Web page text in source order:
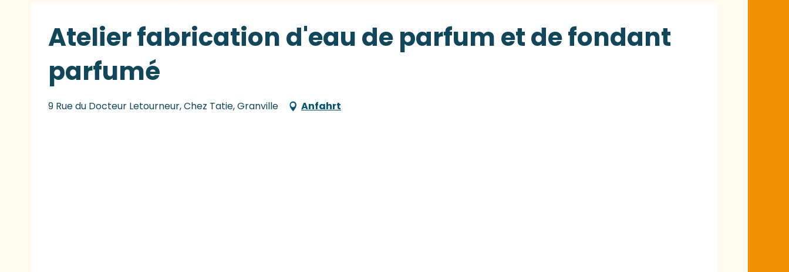
Atelier fabrication d'eau de parfum et de fondant
parfumé
9 Rue du Docteur Letourneur, Chez Tatie, Granville Anfahrt